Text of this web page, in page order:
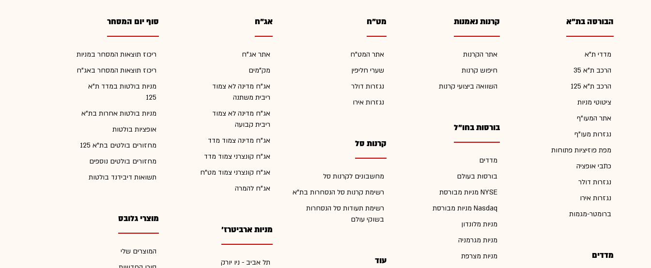
הבורסה בת"א
מדדי ת"א
הרכב ת"א 35
הרכב ת"א 125
ציטוטי מניות
אתר המעו"ף
נגזרות מעו"ף
מפת פוזיציות פתוחות
כתבי אופציה
נגזרות דולר
נגזרות אירו
ברומטר-מגמות
מדדים
קרנות נאמנות
אתר הקרנות
חיפוש קרנות
השוואה ביצועי קרנות
בורסות בחו"ל
מדדים
בורסות בעולם
מניות מבורסת NYSE
מניות מבורסת Nasdaq
מניות מלונדון
מניות מגרמניה
מניות מצרפת
מט"ח
אתר המט"ח
שערי חליפין
נגזרות דולר
נגזרות אירו
קרנות סל
מחשבונים לקרנות סל
רשימת קרנות סל הנסחרות בת"א
רשימת תעודות סל הנסחרות
בשוקי עולם
עוד
אג"ח
אתר אג"ח
מק"מים
אג"ח מדינה לא צמוד
ריבית משתנה
אג"ח מדינה לא צמוד
ריבית קבועה
אג"ח מדינה צמוד מדד
אג"ח קונצרני צמוד מדד
אג"ח קונצרני צמוד מט"ח
אג"ח להמרה
מניות ארביטרז'
תל אביב - ניו יורק
סוף יום המסחר
ריכוז תוצאות המסחר במניות
ריכוז תוצאות המסחר באג"ח
מניות בולטות במדד ת"א
125
מניות בולטות אחרות בת"א
אופציות בולטות
מחזורים בולטים בת"א 125
מחזורים בולטים נוספים
תשואות דיבידנד בולטות
מוצרי גלובס
המוצרים שלי